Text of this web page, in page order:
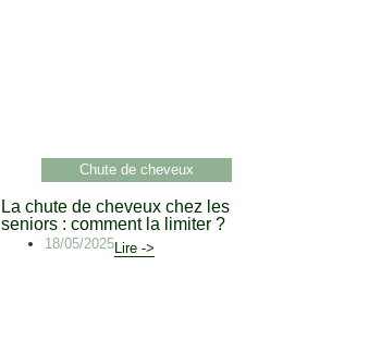
Chute de cheveux
La chute de cheveux chez les
seniors : comment la limiter ?
18/05/2025Lire ->